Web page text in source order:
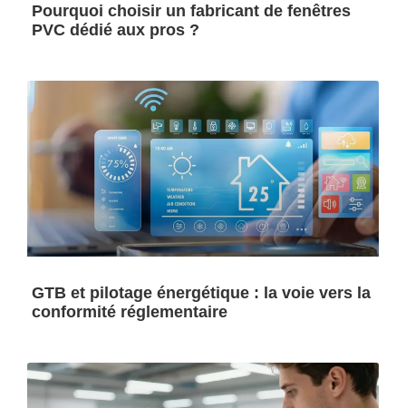
Pourquoi choisir un fabricant de fenêtres
PVC dédié aux pros ?
GTB et pilotage énergétique : la voie vers la
conformité réglementaire